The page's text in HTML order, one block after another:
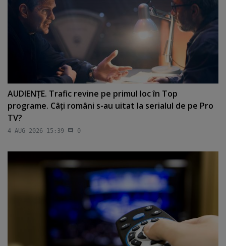
AUDIENŢE. Trafic revine pe primul loc în Top
programe. Câţi români s-au uitat la serialul de pe Pro
TV?
4 AUG 2026 15:39 0